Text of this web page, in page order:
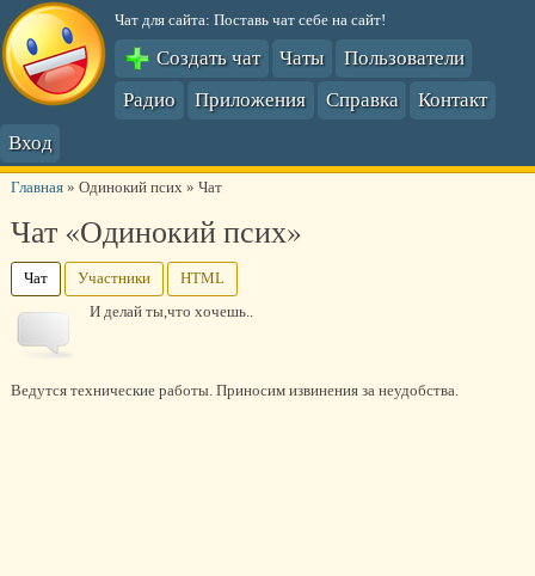
Чат для сайта: Поставь чат себе на сайт!
Создать чат Чаты
Пользователи
Радио
Приложения Справка
Контакт
Вход
Главная» Одинокий псих» Чат
Чат «Одинокий псих»
Чат Участники
HTML
И делай ты,что хочешь..